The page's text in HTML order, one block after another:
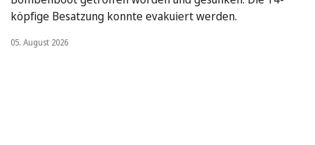
köpfige Besatzung konnte evakuiert werden.
05. August 2026